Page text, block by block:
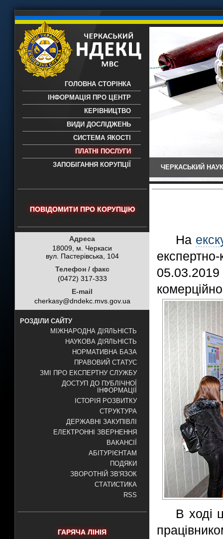
науково-дослідний експертно-
- проведення всих видів судових
експертиз
ГОЛОВНА СТОРІНКА
ІНФОРМАЦІЯ ПРО ЦЕНТР
КЕРІВНИЦТВО
ВИДИ ДОСЛІДЖЕНЬ
СИСТЕМА ЯКОСТІ
ПЛАТНІ ПОСЛУГИ
ЗАПОБІГАННЯ КОРУПЦІЇ
ЧЕРКАСЬКИЙ
ПОВІДОМИТИ ПРО КОРУПЦІЮ
Адреса
18009, м. Черкаси
вул. Пастерівська, 104
Телефон / факс
(0472) 317-333
E-mail
cherkasy@dndekc.mvs.gov.ua
РОЗДІЛИ САЙТУ
МІЖНАРОДНА ДІЯЛЬНІСТЬ
НАУКОВА ДІЯЛЬНІСТЬ
НОРМАТИВНА БАЗА
ПРАВОВИЙ СТАТУС
ЗМІ ПРО ЕКСПЕРТНУ СЛУЖБУ
ДОСТУП ДО ПУБЛІЧНОЇ
ІНФОРМАЦІЇ
ІСТОРІЯ РОЗВИТКУ
СТРУКТУРА
ДЕРЖАВНІ ЗАКУПІВЛІ
ЕЛЕКТРОННІ ЗВЕРНЕННЯ
ВАКАНСІЇ
АБІТУРІЄНТАМ
ПОДЯКИ
ЗВОРОТНІЙ ЗВ'ЯЗОК
СТАТИСТИКА
RSS
ГАРЯЧА ЛІНІЯ
На
В ході